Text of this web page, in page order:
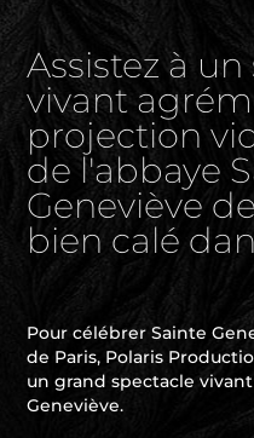
Assistez à
vivant
projection
de l'abbaye
Geneviève
bien calé
Pour célébrer Sainte
de Paris, Polaris
un grand spectacle
Geneviève.